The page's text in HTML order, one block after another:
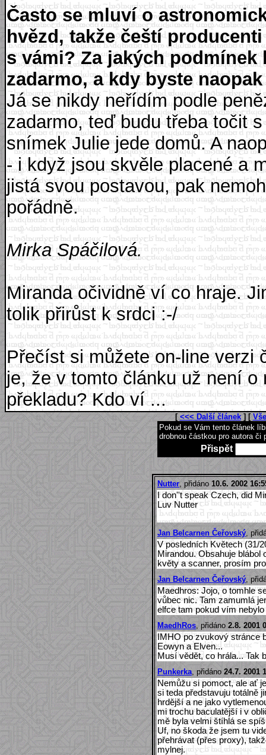
Často se mluví o
hvězd, takže čeští
s vámi? Za jakých
zadarmo, a kdy byste
Já se nikdy neřídím podle
zadarmo, teď budu třeba točit
snímek Julie jede domů. A
- i když jsou skvěle placené a
jistá svou postavou, pak
pořádně.
Mirka Spáčilová.
Miranda očividně ví co hraje.
tolik přirůst k srdci :-/
Přečíst si můžete on-line verzi
je, že v tomto článku už není
překladu? Kdo ví ...
[ <<< Další článek] [
Pokud se Vám tento článek
drobnou částkou pro autora či
Přispět
Nutter , přidáno 10.6. 2002
I don''t speak Czech, did
Luv Nutter
Jan Belcarnen Čeřovský ,
V posledních Květech (31/
Mirandou. Obsahuje blábol
květy a scanner, prosím
Jan Belcarnen Čeřovský ,
Maedhros: Jojo, o tomhle
vůbec nic. Tam zamumlá
elfce tam pokud vím nebylo
MaedhRos , přidáno 2.8. 2001
IMHO po zvukový stránce
Eowyn a Elven...
Musí vědět, co hrála... Tak
Punkerka, přidáno 24.7. 2001
Nemůžu si pomoct, ale ať
si teda představuju totálně
hrdější a ne jako
mi trochu baculatější i v
mě byla velmi štíhlá se
Uf, no škoda že jsem tu
přehrávat (přes proxy),
mylnej.